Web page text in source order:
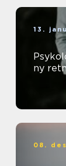
13.
ny
08.